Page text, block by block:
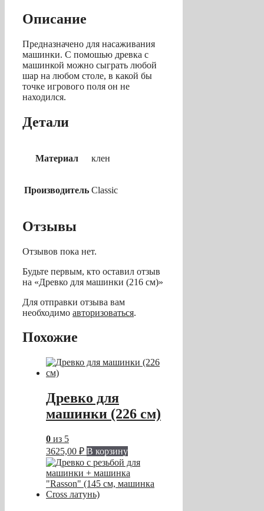
Описание
Предназначено для насаживания
машинки. С помошью древка с
машинкой можно сыграть любой
шар на любом столе, в какой бы
точке игрового поля он не
находился.
Детали
Материал клен
Производитель Classic
Отзывы
Отзывов пока нет.
Будьте первым, кто оставил отзыв
на «Древко для машинки (216 см)»
Для отправки отзыва вам
необходимо авторизоваться.
Похожие
Древко для
машинки (226 см)
0 из 5
3625,00 ₽ В корзину